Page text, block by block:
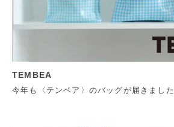
TEMBEA
今年も〈テンベア〉のバッグが届きました